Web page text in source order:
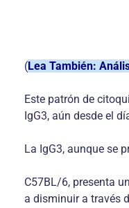
(Lea También:
Este patrón de
IgG3, aún desde el
La IgG3, aunque se
C57BL/6, presenta
a disminuir a través